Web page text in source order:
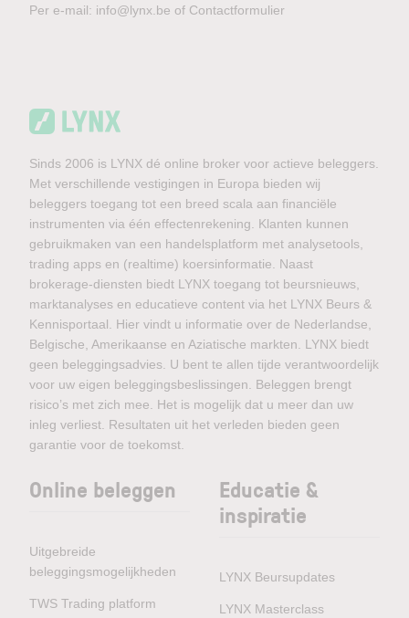
Per e-mail: info@lynx.be of Contactformulier
Sinds 2006 is LYNX dé online broker voor actieve beleggers.
Met verschillende vestigingen in Europa bieden wij
beleggers toegang tot een breed scala aan financiële
instrumenten via één effectenrekening. Klanten kunnen
gebruikmaken van een handelsplatform met analysetools,
trading apps en (realtime) koersinformatie. Naast
brokerage-diensten biedt LYNX toegang tot beursnieuws,
marktanalyses en educatieve content via het LYNX Beurs &
Kennisportaal. Hier vindt u informatie over de Nederlandse,
Belgische, Amerikaanse en Aziatische markten. LYNX biedt
geen beleggingsadvies. U bent te allen tijde verantwoordelijk
voor uw eigen beleggingsbeslissingen. Beleggen brengt
risico’s met zich mee. Het is mogelijk dat u meer dan uw
inleg verliest. Resultaten uit het verleden bieden geen
garantie voor de toekomst.
Online beleggen
Uitgebreide
beleggingsmogelijkheden
TWS Trading platform
Educatie &
inspiratie
LYNX Beursupdates
LYNX Masterclass